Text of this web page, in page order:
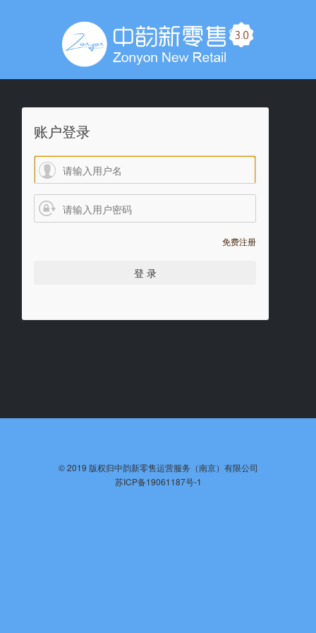
账户登录
免费注册
©️ 2019 版权归中韵新零售运营服务（南京）有限公司
苏ICP备19061187号-1